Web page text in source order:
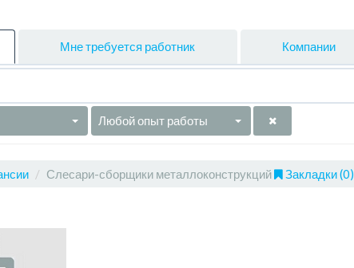
Мне требуется работник Компании
Любой опыт работы
Слесари-сборщики металлоконструкций Закладки (0)